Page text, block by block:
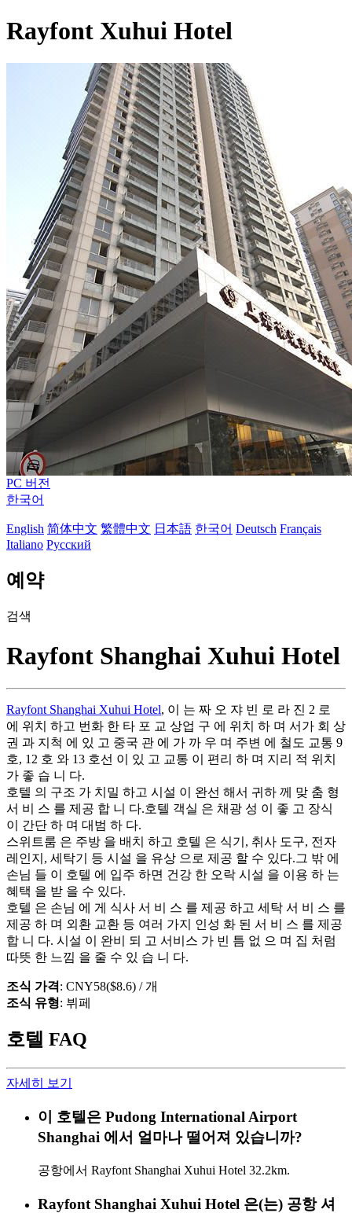
Rayfont Xuhui Hotel
PC 버전
한국어
English 简体中文 繁體中文 日本語 한국어 Deutsch Français
Italiano Русский
예약
검색
Rayfont Shanghai Xuhui Hotel
Rayfont Shanghai Xuhui Hotel, 이 는 짜 오 쟈 빈 로 라 진 2 로
에 위치 하고 번화 한 타 포 교 상업 구 에 위치 하 며 서가 회 상
권 과 지척 에 있 고 중국 관 에 가 까 우 며 주변 에 철도 교통 9
호, 12 호 와 13 호선 이 있 고 교통 이 편리 하 며 지리 적 위치
가 좋 습 니 다.
호텔 의 구조 가 치밀 하고 시설 이 완선 해서 귀하 께 맞 춤 형
서 비 스 를 제공 합 니 다.호텔 객실 은 채광 성 이 좋 고 장식
이 간단 하 며 대범 하 다.
스위트룸 은 주방 을 배치 하고 호텔 은 식기, 취사 도구, 전자
레인지, 세탁기 등 시설 을 유상 으로 제공 할 수 있다.그 밖 에
손님 들 이 호텔 에 입주 하면 건강 한 오락 시설 을 이용 하 는
혜택 을 받 을 수 있다.
호텔 은 손님 에 게 식사 서 비 스 를 제공 하고 세탁 서 비 스 를
제공 하 며 외환 교환 등 여러 가지 인성 화 된 서 비 스 를 제공
합 니 다. 시설 이 완비 되 고 서비스 가 빈 틈 없 으 며 집 처럼
따뜻 한 느낌 을 줄 수 있 습 니 다.
조식 가격: CNY58($8.6) / 개
조식 유형: 뷔페
호텔 FAQ
자세히 보기
이 호텔은 Pudong International Airport
Shanghai 에서 얼마나 떨어져 있습니까?
공항에서 Rayfont Shanghai Xuhui Hotel 32.2km.
Rayfont Shanghai Xuhui Hotel 은(는) 공항 셔